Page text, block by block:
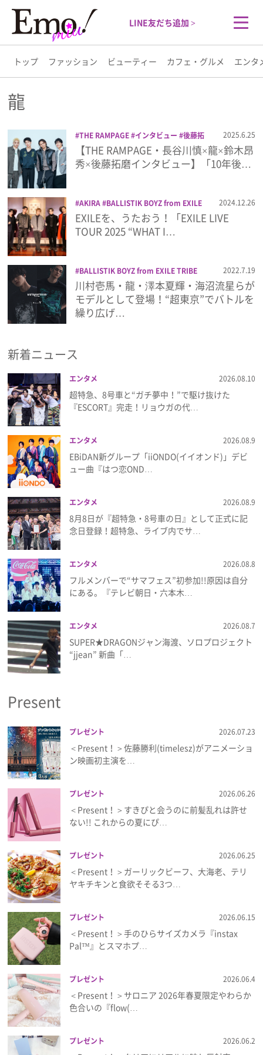
LINE友だち追加 >
トップ ファッション ビューティー カフェ・グルメ エンタ
トップ
ファッション
ビューティー
カフェ・グルメ
エンタメ
ライフスタイル
プレゼント
インタビュー
フィルム
Emoメン
ランキング
Emo!miuとは？
免責事項
プライバシーポリシー
利用規約
お問い合わせ
龍
THE RAMPAGE インタビュー
後藤拓
磨 本 鈴木昂秀 長谷川慎 龍
2025.6.25
【THE RAMPAGE・長谷川慎×龍×鈴木昂
秀×後藤拓磨インタビュー】「10年後…
AKIRA
BALLISTIK BOYZ from EXILE
TRIBE EXILE
EXILE TRIBE
FANTASTICS from EXILE TRIBE
JIMMY LIVE NESMITH
PSYCHIC
RAMPAGE from EXILE TRIBE ライブ
世界 佐藤大樹 剣 加納嘉将 堀夏喜
奥⽥⼒也
山本彰吾 岩谷翔吾 ⽇髙⻯太
木村慧人 松井利樹
青
浦川翔平
2024.12.26
EXILEを、うたおう！「EXILE LIVE
TOUR 2025 “WHAT I…
BALLISTIK BOYZ from EXILE TRIBE
BATTLE OF TOKYO
FANTASTICS
from EXILE TRIBE
Ground Y THE
RAMPAGE from EXILE TRIBE コラボ
ヨウジヤマモト
2022.7.19
川村壱馬・龍・澤本夏輝・海沼流星らが
モデルとして登場！“超東京”でバトルを
繰り広げ…
新着ニュース
エンタメ 2026.08.10
超特急、8号車と“ガチ夢中！”で駆け抜けた
『ESCORT』完走！リョウガの代…
エンタメ 2026.08.9
EBiDAN新グループ「iiONDO(イイオンド)」デビ
ュー曲『はつ恋OND…
エンタメ 2026.08.9
8月8日が『超特急・8号車の日』として正式に記
念日登録！超特急、ライブ内でサ…
エンタメ 2026.08.8
フルメンバーで“サマフェス”初参加!!原因は自分
にある。『テレビ朝日・六本木…
エンタメ 2026.08.7
SUPER★DRAGONジャン海渡、ソロプロジェクト
“jjean” 新曲「…
Present
プレゼント 2026.07.23
＜Present！＞佐藤勝利(timelesz)がアニメーショ
ン映画初主演を…
プレゼント 2026.06.26
＜Present！＞すきぴと会うのに前髪乱れは許せ
ない!! これからの夏にぴ…
プレゼント 2026.06.25
＜Present！＞ガーリックビーフ、大海老、テリ
ヤキチキンと食欲そそる3つ…
プレゼント 2026.06.15
＜Present！＞手のひらサイズカメラ『instax
Pal™』とスマホプ…
プレゼント 2026.06.4
＜Present！＞サロニア 2026年春夏限定やわらか
色合いの『flow(…
プレゼント 2026.06.2